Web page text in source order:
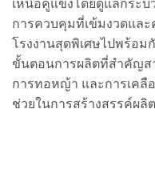
เหนือคู่แข่งโดยดูแลกระ
การควบคุมที่เข้มงวดแล
โรงงานสุดพิเศษไปพร้อม
ขั้นตอนการผลิตที่สำคัญส
การทอหญ้า และการเค
ช่วยในการสร้างสรรค์ผ